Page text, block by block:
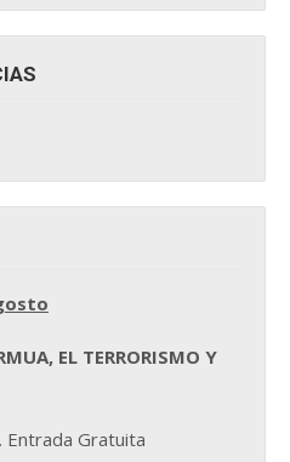
EL TERRORISMO Y
Entrada Gratuita